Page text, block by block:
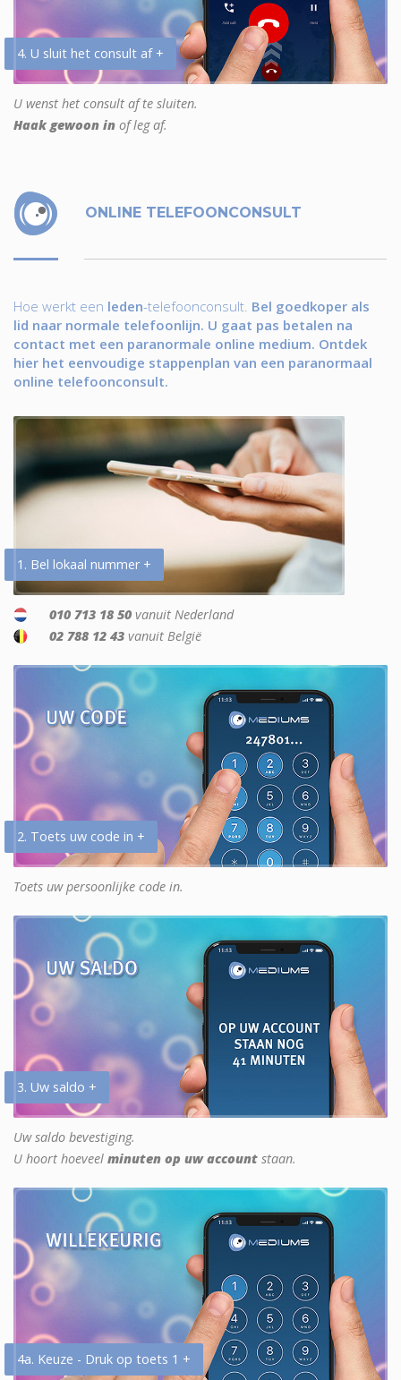
4. U sluit het consult af +
U wenst het consult af te sluiten.
Haak gewoon in of leg af.
ONLINE TELEFOONCONSULT
Hoe werkt een leden-telefoonconsult. Bel goedkoper als
lid naar normale telefoonlijn. U gaat pas betalen na
contact met een paranormale online medium. Ontdek
hier het eenvoudige stappenplan van een paranormaal
online telefoonconsult.
1. Bel lokaal nummer +
010 713 18 50 vanuit Nederland
02 788 12 43 vanuit België
2. Toets uw code in +
Toets uw persoonlijke code in.
3. Uw saldo +
Uw saldo bevestiging.
U hoort hoeveel minuten op uw account staan.
4a. Keuze - Druk op toets 1 +